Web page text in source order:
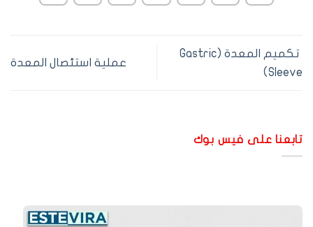
تكميم المعدة (Gastric
عملية استئصال المعدة
على فيس بوك